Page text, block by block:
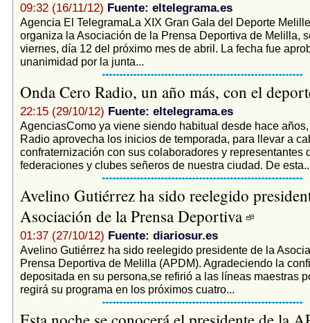
09:32 (16/11/12) Fuente: eltelegrama.es
Agencia El TelegramaLa XIX Gran Gala del Deporte
organiza la Asociación de la Prensa Deportiva de Melilla,
viernes, día 12 del próximo mes de abril. La fecha fue
unanimidad por la junta...
Onda Cero Radio, un año más, con el
22:15 (29/10/12) Fuente: eltelegrama.es
AgenciasComo ya viene siendo habitual desde hace
Radio aprovecha los inicios de temporada, para llevar a
confraternización con sus colaboradores y representantes
federaciones y clubes señeros de nuestra ciudad. De
Avelino Gutiérrez ha sido reelegido
Asociación de la Prensa Deportiva
01:37 (27/10/12) Fuente: diariosur.es
Avelino Gutiérrez ha sido reelegido presidente de la
Prensa Deportiva de Melilla (APDM). Agradeciendo la
depositada en su persona,se refirió a las líneas maestras
regirá su programa en los próximos cuatro...